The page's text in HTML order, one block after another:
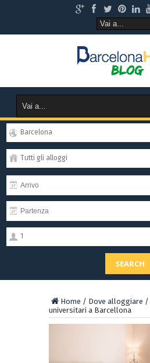
Barcelona
Tutti gli alloggi
1
SEARCH
Home / Dove alloggiare /
universitari a Barcellona